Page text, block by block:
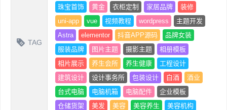
TAG
珠宝首饰
黄金 衣柜定制 家居品牌
装修
uni-app
vue 视频教程 wordpress
主题开发
Astra
elementor 抖音APP源码
品牌女装
服装品牌
图片主题 摄影主题
相册模板
相片展示
养生会所 养生健康
工程设计
建筑设计
设计事务所 包装设计 白酒
酒业
台式电脑
电脑机箱 电脑配件
企业模板
仓储货架
美发 美容 美容养生
美容机构